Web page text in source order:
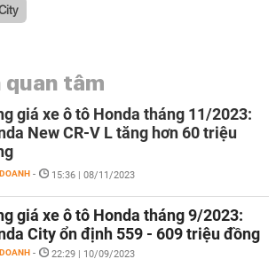
quan tâm
giá xe ô tô Honda tháng 11/2023:
New CR-V L tăng hơn 60 triệu
- 15:36 | 08/11/2023
giá xe ô tô Honda tháng 9/2023:
City ổn định 559 - 609 triệu đồng
- 22:29 | 10/09/2023